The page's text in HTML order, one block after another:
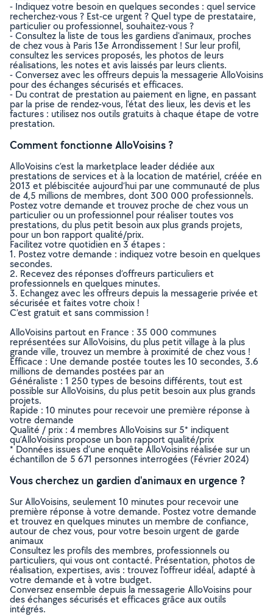
- Indiquez votre besoin en quelques secondes : quel service
recherchez-vous ? Est-ce urgent ? Quel type de prestataire,
particulier ou professionnel, souhaitez-vous ?
- Consultez la liste de tous les gardiens d'animaux, proches
de chez vous à Paris 13e Arrondissement ! Sur leur profil,
consultez les services proposés, les photos de leurs
réalisations, les notes et avis laissés par leurs clients.
- Conversez avec les offreurs depuis la messagerie AlloVoisins
pour des échanges sécurisés et efficaces.
- Du contrat de prestation au paiement en ligne, en passant
par la prise de rendez-vous, l’état des lieux, les devis et les
factures : utilisez nos outils gratuits à chaque étape de votre
prestation.
Comment fonctionne AlloVoisins ?
AlloVoisins c’est la marketplace leader dédiée aux
prestations de services et à la location de matériel, créée en
2013 et plébiscitée aujourd’hui par une communauté de plus
de 4,5 millions de membres, dont 300 000 professionnels.
Postez votre demande et trouvez proche de chez vous un
particulier ou un professionnel pour réaliser toutes vos
prestations, du plus petit besoin aux plus grands projets,
pour un bon rapport qualité/prix.
Facilitez votre quotidien en 3 étapes :
1. Postez votre demande : indiquez votre besoin en quelques
secondes.
2. Recevez des réponses d’offreurs particuliers et
professionnels en quelques minutes.
3. Echangez avec les offreurs depuis la messagerie privée et
sécurisée et faites votre choix !
C’est gratuit et sans commission !
AlloVoisins partout en France : 35 000 communes
représentées sur AlloVoisins, du plus petit village à la plus
grande ville, trouvez un membre à proximité de chez vous !
Efficace : Une demande postée toutes les 10 secondes, 3.6
millions de demandes postées par an
Généraliste : 1 250 types de besoins différents, tout est
possible sur AlloVoisins, du plus petit besoin aux plus grands
projets.
Rapide : 10 minutes pour recevoir une première réponse à
votre demande
Qualité / prix : 4 membres AlloVoisins sur 5* indiquent
qu’AlloVoisins propose un bon rapport qualité/prix
* Données issues d’une enquête AlloVoisins réalisée sur un
échantillon de 5 671 personnes interrogées (Février 2024)
Vous cherchez un gardien d'animaux en urgence ?
Sur AlloVoisins, seulement 10 minutes pour recevoir une
première réponse à votre demande. Postez votre demande
et trouvez en quelques minutes un membre de confiance,
autour de chez vous, pour votre besoin urgent de garde
animaux
Consultez les profils des membres, professionnels ou
particuliers, qui vous ont contacté. Présentation, photos de
réalisation, expertises, avis : trouvez l'offreur idéal, adapté à
votre demande et à votre budget.
Conversez ensemble depuis la messagerie AlloVoisins pour
des échanges sécurisés et efficaces grâce aux outils
intégrés.